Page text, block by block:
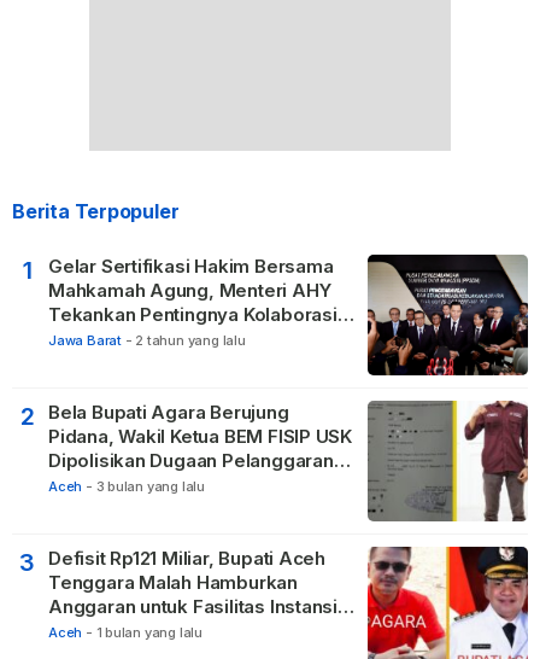
Berita Terpopuler
1
Gelar Sertifikasi Hakim Bersama
Mahkamah Agung, Menteri AHY
Tekankan Pentingnya Kolaborasi
untuk Hadirkan Keadilan bagi
Jawa Barat - 2 tahun yang lalu
2
Bela Bupati Agara Berujung
Pidana, Wakil Ketua BEM FISIP USK
Dipolisikan Dugaan Pelanggaran
Privasi dan UU ITE
Aceh - 3 bulan yang lalu
3
Defisit Rp121 Miliar, Bupati Aceh
Tenggara Malah Hamburkan
Anggaran untuk Fasilitas Instansi
Vertikal
Aceh - 1 bulan yang lalu